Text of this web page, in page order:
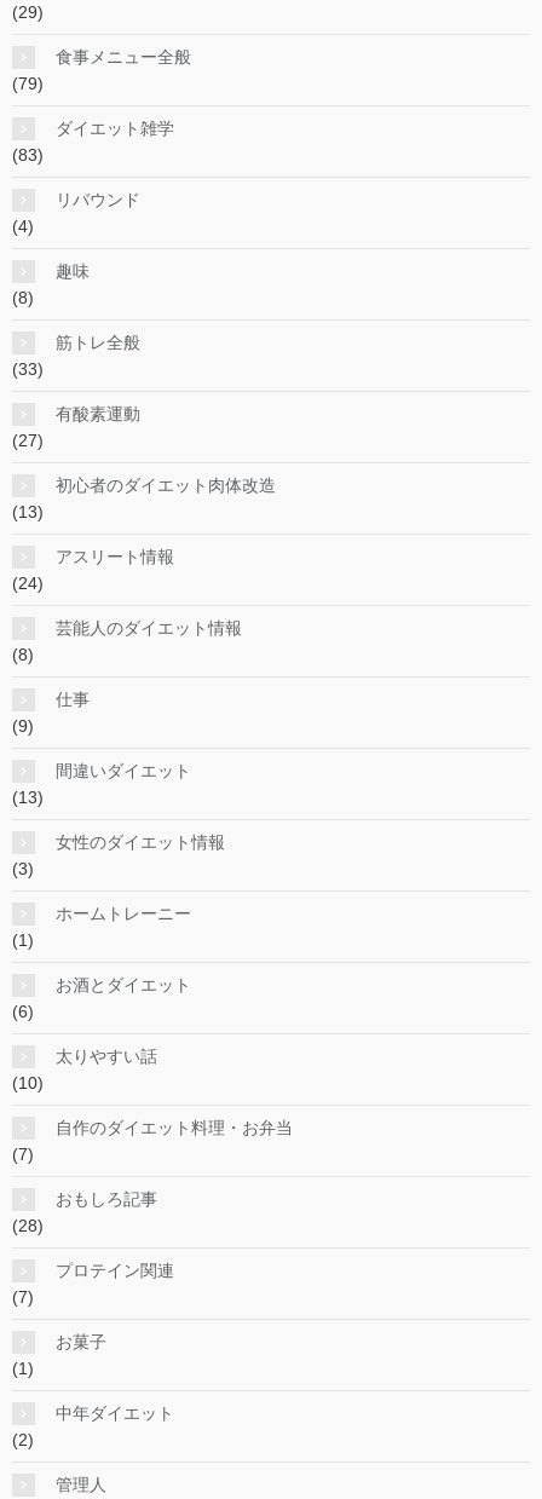
(29)
食事メニュー全般
(79)
ダイエット雑学
(83)
リバウンド
(4)
趣味
(8)
筋トレ全般
(33)
有酸素運動
(27)
初心者のダイエット肉体改造
(13)
アスリート情報
(24)
芸能人のダイエット情報
(8)
仕事
(9)
間違いダイエット
(13)
女性のダイエット情報
(3)
ホームトレーニー
(1)
お酒とダイエット
(6)
太りやすい話
(10)
自作のダイエット料理・お弁当
(7)
おもしろ記事
(28)
プロテイン関連
(7)
お菓子
(1)
中年ダイエット
(2)
管理人